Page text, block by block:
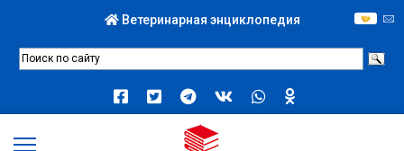
Ветеринарная энциклопедия